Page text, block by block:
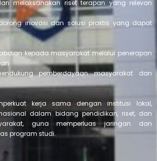
melaksanakan riset terapan yang relevan
inovasi dan solusi praktis yang dapat
kepada masyarakat melalui penerapan
pemberdayaan masyarakat dan
kerja sama dengan institusi lokal,
dalam bidang pendidikan, riset, dan
guna memperluas jaringan dan
program studi.